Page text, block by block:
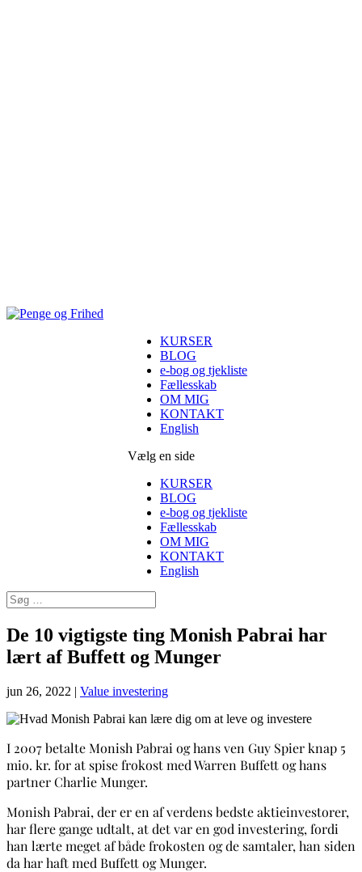
KURSER
BLOG
e-bog og tjekliste
Fællesskab
OM MIG
KONTAKT
English
Vælg en side
KURSER
BLOG
e-bog og tjekliste
Fællesskab
OM MIG
KONTAKT
English
De 10 vigtigste ting Monish Pabrai har
lært af Buffett og Munger
jun 26, 2022 | Value investering
I 2007 betalte Monish Pabrai og hans ven Guy Spier knap 5
mio. kr. for at spise frokost med Warren Buffett og hans
partner Charlie Munger.
Monish Pabrai, der er en af verdens bedste aktieinvestorer,
har flere gange udtalt, at det var en god investering, fordi
han lærte meget af både frokosten og de samtaler, han siden
da har haft med Buffett og Munger.